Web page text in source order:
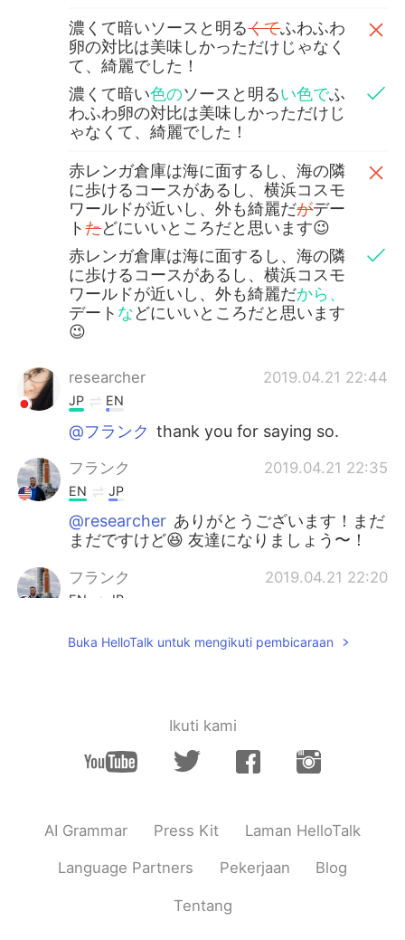
濃くて暗いソースと明るくてふわふわ
卵の対比は美味しかっただけじゃなく
て、綺麗でした！
濃くて暗い色のソースと明るい色でふ
わふわ卵の対比は美味しかっただけじ
ゃなくて、綺麗でした！
赤レンガ倉庫は海に面するし、海の隣
に歩けるコースがあるし、横浜コスモ
ワールドが近いし、外も綺麗だがデー
トたどにいいところだと思います😉
赤レンガ倉庫は海に面するし、海の隣
に歩けるコースがあるし、横浜コスモ
ワールドが近いし、外も綺麗だから、
デート などにいいところだと思います
😉
researcher 2019.04.21 22:44
JP EN
@フランク thank you for saying so.
フランク 2019.04.21 22:35
EN JP
@researcher ありがとうございます！まだ
まだですけど😆 友達になりましょう〜！
フランク 2019.04.21 22:20
EN JP
が小さいとびっくりしました 🤭🤭
買い物もできるお店もたくさんある
し、中は常に人でいっぱいになってい
カフェとレストランだけじゃなくて、
し、中は常に人でいっぱいになってい
て賑やかです！
赤レンガ倉庫は海に面
Buka HelloTalk untuk mengikuti pembicaraan
Ikuti kami
AI Grammar Press Kit Laman HelloTalk
Language Partners Pekerjaan Blog
Tentang